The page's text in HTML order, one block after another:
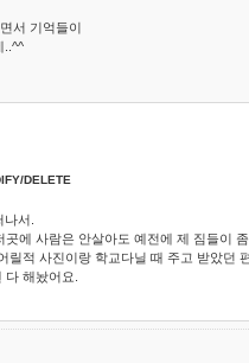
서 기억들이
..^^
DELETE
서.
에 사람은 안살아도 예전에 제 짐들이
릴적 사진이랑 학교다닐 때 주고 받았던
해놨어요.